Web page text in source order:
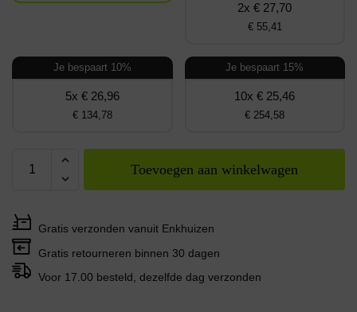
2x € 27,70
€ 55,41
Je bespaart 10%
5x € 26,96
€ 134,78
Je bespaart 15%
10x € 25,46
€ 254,58
Toevoegen aan winkelwagen
Gratis verzonden vanuit Enkhuizen
Gratis retourneren binnen 30 dagen
Voor 17.00 besteld, dezelfde dag verzonden